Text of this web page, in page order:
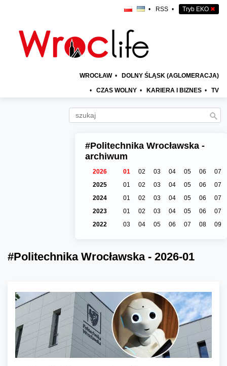
• RSS • Tryb EKO ✖
WROCŁAW • DOLNY ŚLĄSK (AGLOMERACJA)
• CZAS WOLNY • KARIERA I BIZNES • TV
#Politechnika Wrocławska -
archiwum
2026 01 02 03 04 05 06
07
2025
01 02 03 04 05 06
07
2024
01 02 03 04 05 06
07
2023
01 02 03 04 05 06
07
2022
03 04 05 06 07 08 09
#Politechnika Wrocławska - 2026-01